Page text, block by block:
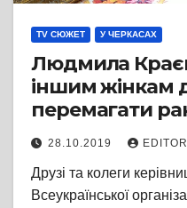
TV СЮЖЕТ У ЧЕРКАСАХ
Людмила
іншим жінкам
перемагати
залози, наразі
допомоги
28.10.2019 EDITOR
Друзі та колеги
Всеукраїнської